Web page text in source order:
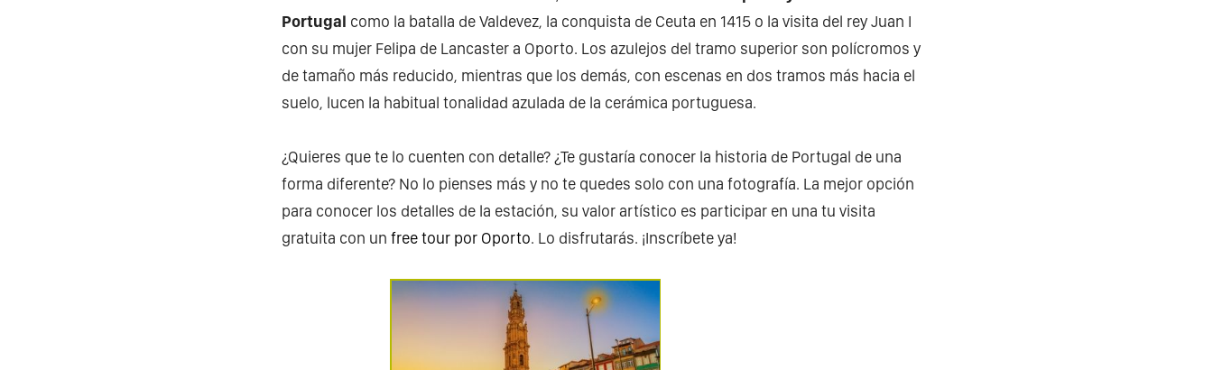
Portugal como la batalla de Valdevez, la conquista de Ceuta en 1415 o la visita del rey Juan I
con su mujer Felipa de Lancaster a Oporto. Los azulejos del tramo superior son polícromos y
de tamaño más reducido, mientras que los demás, con escenas en dos tramos más hacia el
suelo, lucen la habitual tonalidad azulada de la cerámica portuguesa.
¿Quieres que te lo cuenten con detalle? ¿Te gustaría conocer la historia de Portugal de una
forma diferente? No lo pienses más y no te quedes solo con una fotografía. La mejor opción
para conocer los detalles de la estación, su valor artístico es participar en una tu visita
gratuita con un free tour por Oporto. Lo disfrutarás. ¡Inscríbete ya!